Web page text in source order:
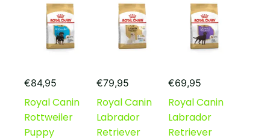
€84,95
Royal Canin
Rottweiler
Puppy
€79,95
Royal Canin
Labrador
Retriever
€69,95
Royal Canin
Labrador
Retriever